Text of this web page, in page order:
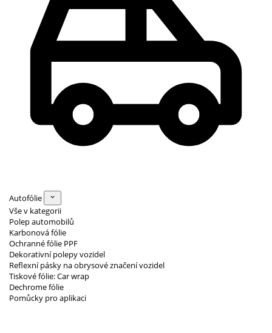
Autofólie
Vše v kategorii
Polep automobilů
Karbonová fólie
Ochranné fólie PPF
Dekorativní polepy vozidel
Reflexní pásky na obrysové značení vozidel
Tiskové fólie: Car wrap
Dechrome fólie
Pomůcky pro aplikaci